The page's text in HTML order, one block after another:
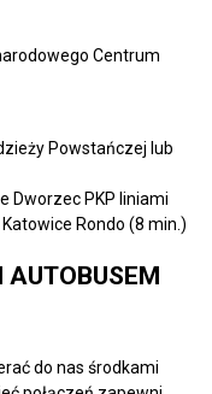
Centrum
Powstańczej lub
Dworzec PKP liniami
Rondo (8 min.)
do nas środkami